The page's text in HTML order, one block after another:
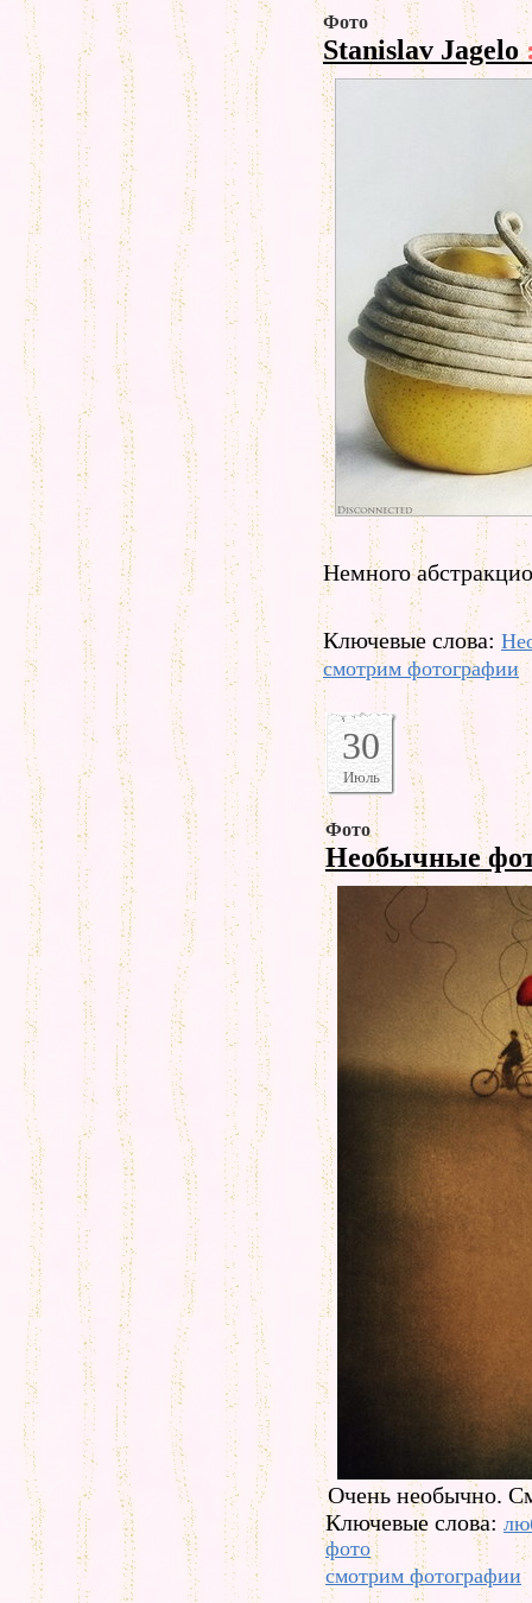
Фото
Stanislav Jagelo
Немного
Ключевые слова:
смотрим фотографии
30
Июль
Фото
Необычные
Очень необычно.
Ключевые слова:
фото
смотрим фотографии